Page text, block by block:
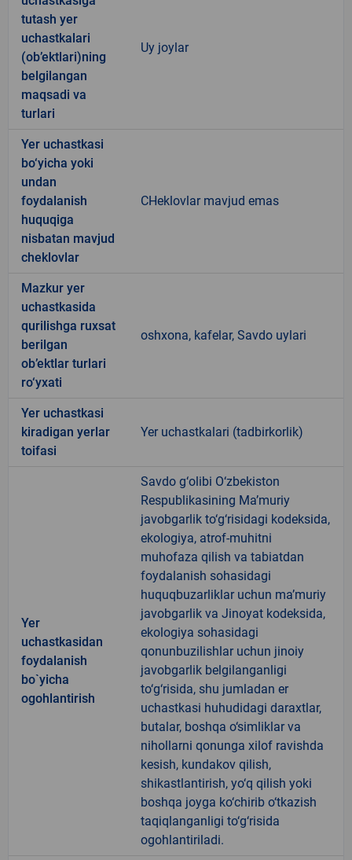
tutash yer
uchastkalari
(ob’ektlari)ning
belgilangan
maqsadi va
turlari
Uy joylar
Yer uchastkasi
bo‘yicha yoki
undan
foydalanish
huquqiga
nisbatan mavjud
cheklovlar
CHeklovlar mavjud emas
Mazkur yer
uchastkasida
qurilishga ruxsat
berilgan
ob’ektlar turlari
ro‘yxati
oshxona, kafelar, Savdo uylari
Yer uchastkasi
kiradigan yerlar
toifasi
Yer uchastkalari (tadbirkorlik)
Yer
uchastkasidan
foydalanish
bo`yicha
ogohlantirish
Savdo g‘olibi O‘zbekiston
Respublikasining Ma’muriy
javobgarlik to‘g‘risidagi kodeksida,
ekologiya, atrof-muhitni
muhofaza qilish va tabiatdan
foydalanish sohasidagi
huquqbuzarliklar uchun ma’muriy
javobgarlik va Jinoyat kodeksida,
ekologiya sohasidagi
qonunbuzilishlar uchun jinoiy
javobgarlik belgilanganligi
to‘g‘risida, shu jumladan er
uchastkasi huhudidagi daraxtlar,
butalar, boshqa o‘simliklar va
nihollarni qonunga xilof ravishda
kesish, kundakov qilish,
shikastlantirish, yo‘q qilish yoki
boshqa joyga ko‘chirib o‘tkazish
taqiqlanganligi to‘g‘risida
ogohlantiriladi.